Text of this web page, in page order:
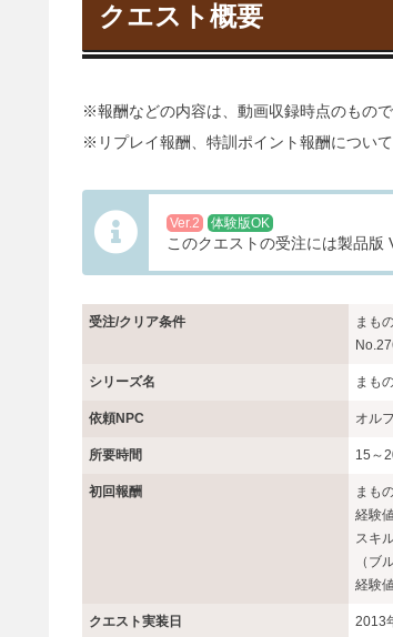
クエスト概要
※報酬などの内容は、動画収録時点のもので
※リプレイ報酬、特訓ポイント報酬について
Ver.2 体験版OK
このクエストの受注には製品版
受注/クリア条件
まも
シリーズ名 まも
依頼NPC オル
所要時間 15～
初回報酬
まも
経験
スキ
（ブ
経験
クエスト実装日 2013